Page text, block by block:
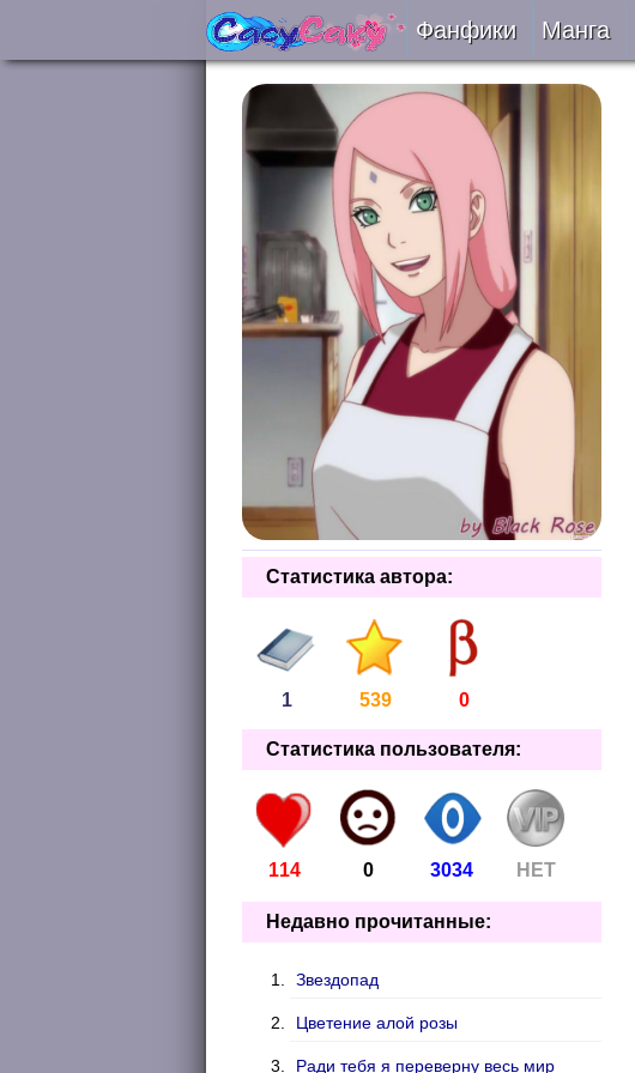
Фанфики
Читать
Сборники
Подобрать
Рецензии
На проверке
Отправить
Манга
Статистика автора:
1 539 0
Статистика пользователя:
114 0 3034 НЕТ
Недавно прочитанные:
Звездопад
Цветение алой розы
Ради тебя я переверну весь мир